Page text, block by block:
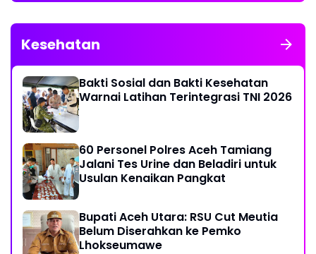
Kesehatan
Bakti Sosial dan Bakti Kesehatan
Warnai Latihan Terintegrasi TNI 2026
60 Personel Polres Aceh Tamiang
Jalani Tes Urine dan Beladiri untuk
Usulan Kenaikan Pangkat
Bupati Aceh Utara: RSU Cut Meutia
Belum Diserahkan ke Pemko
Lhokseumawe